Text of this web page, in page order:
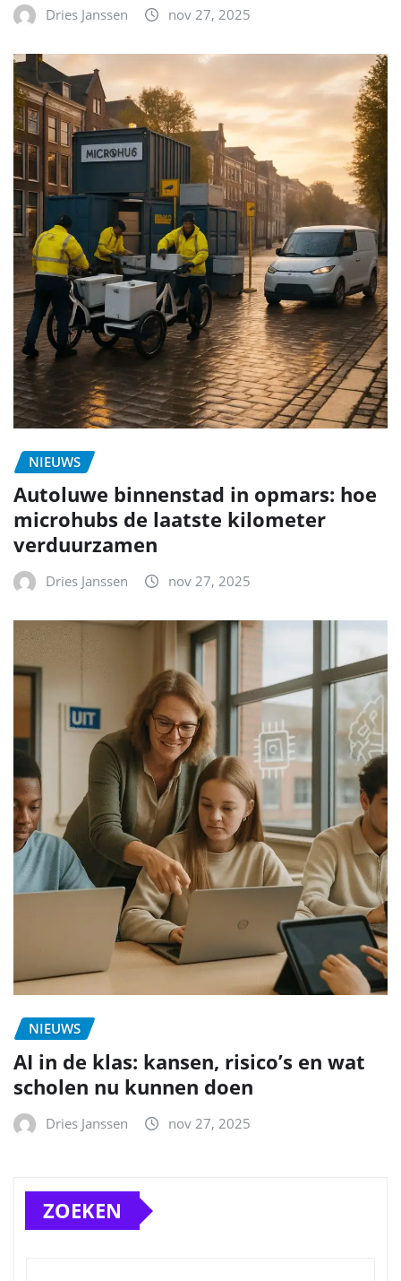
Dries Janssen nov 27, 2025
NIEUWS
Autoluwe binnenstad in opmars: hoe
microhubs de laatste kilometer
verduurzamen
Dries Janssen nov 27, 2025
NIEUWS
AI in de klas: kansen, risico’s en wat
scholen nu kunnen doen
Dries Janssen nov 27, 2025
ZOEKEN